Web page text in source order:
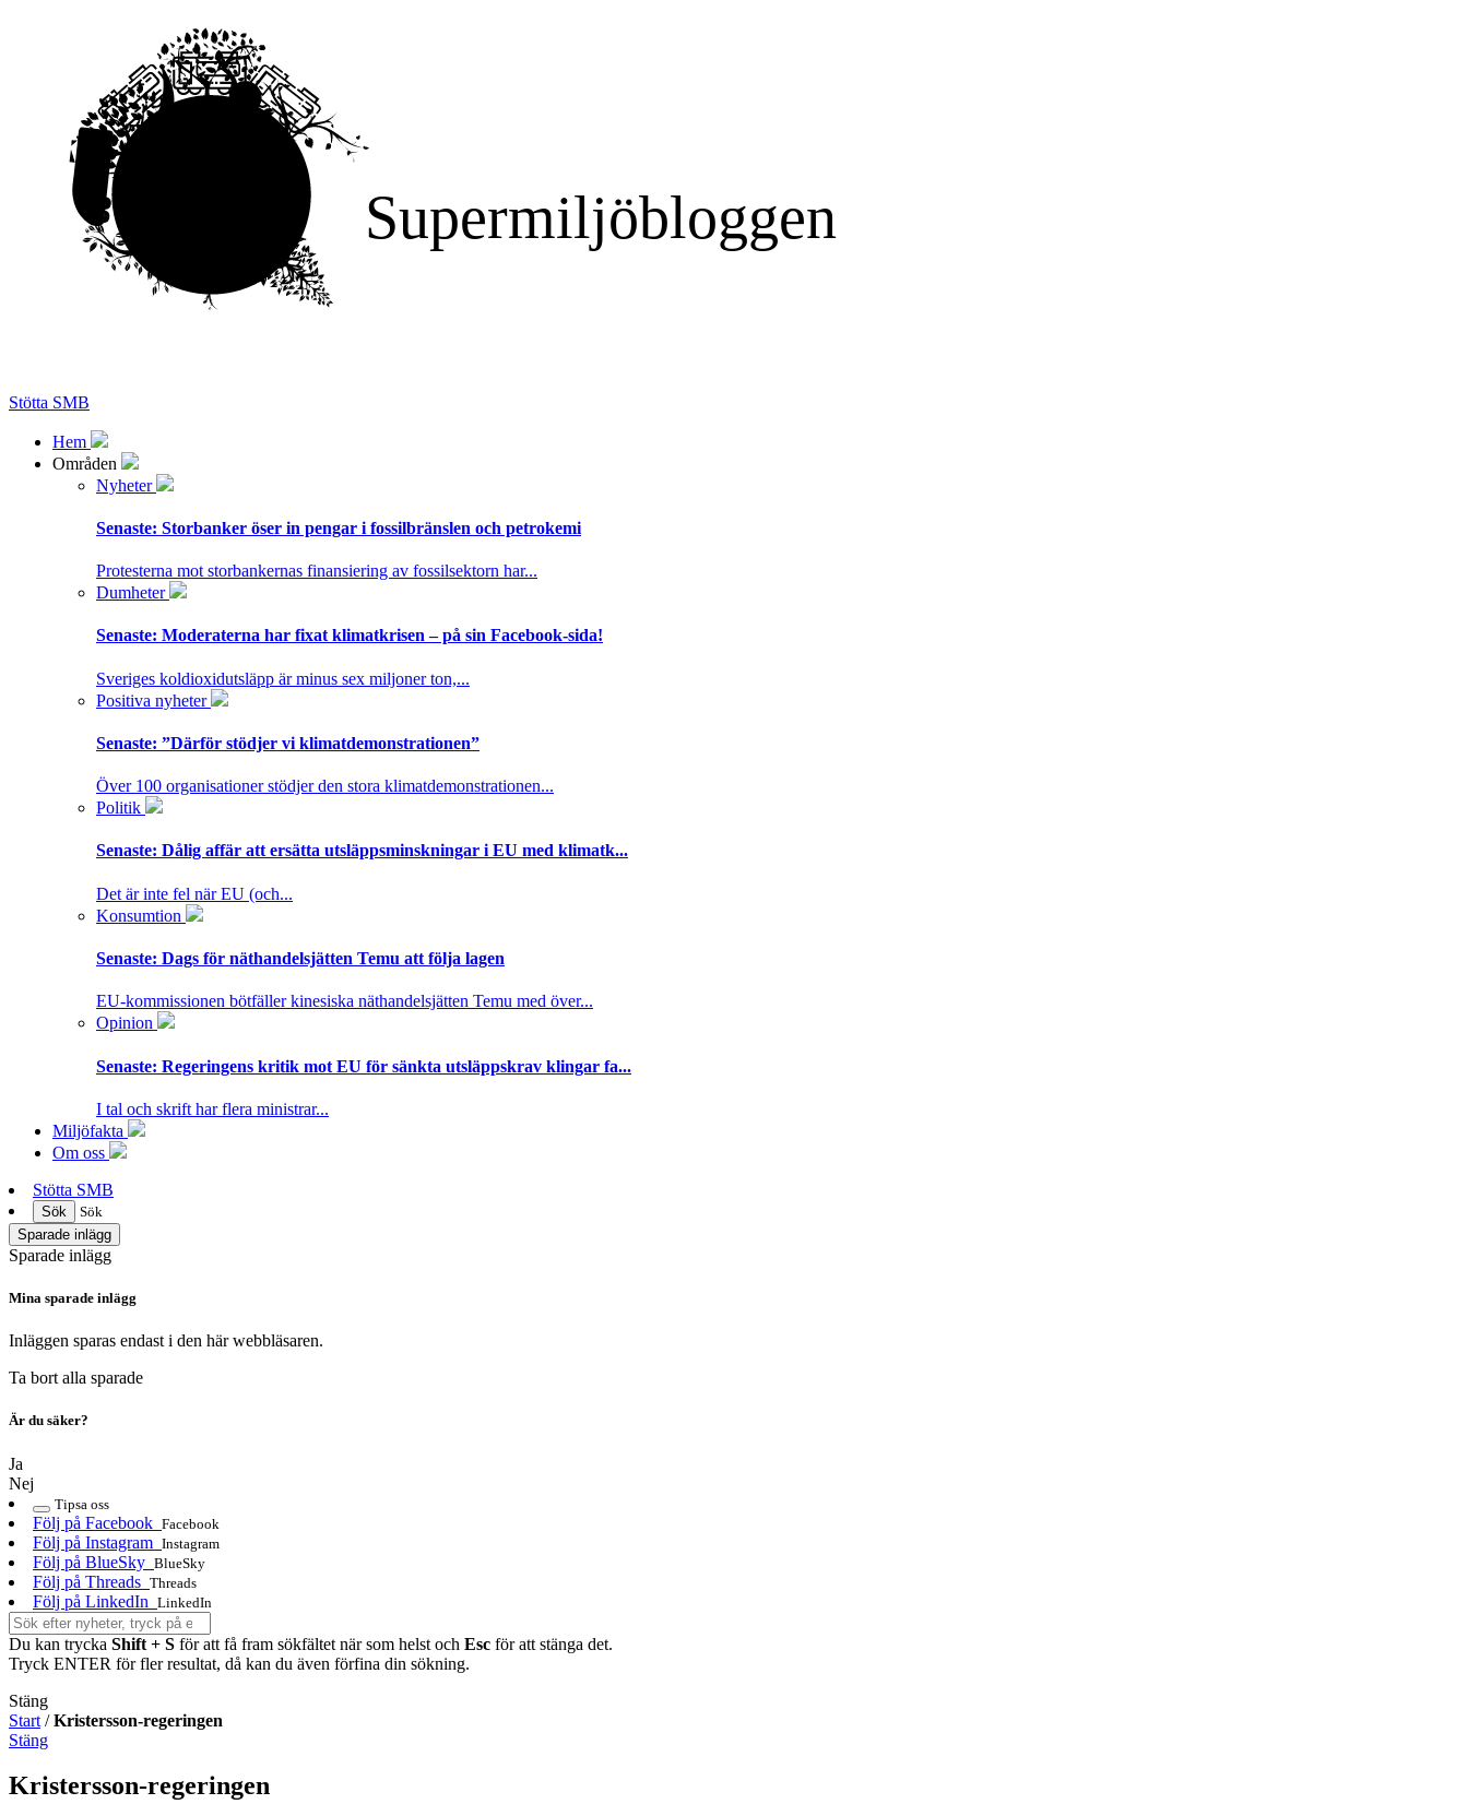
Supermiljöbloggen
Stötta SMB
Hem
Områden
Nyheter
Senaste: Storbanker öser in pengar i fossilbränslen och petrokemi
Protesterna mot storbankernas finansiering av fossilsektorn har...
Dumheter
Senaste: Moderaterna har fixat klimatkrisen – på sin Facebook-sida!
Sveriges koldioxidutsläpp är minus sex miljoner ton,...
Positiva nyheter
Senaste: ”Därför stödjer vi klimatdemonstrationen”
Över 100 organisationer stödjer den stora klimatdemonstrationen...
Politik
Senaste: Dålig affär att ersätta utsläppsminskningar i EU med klimatk...
Det är inte fel när EU (och...
Konsumtion
Senaste: Dags för näthandelsjätten Temu att följa lagen
EU-kommissionen bötfäller kinesiska näthandelsjätten Temu med över...
Opinion
Senaste: Regeringens kritik mot EU för sänkta utsläppskrav klingar fa...
I tal och skrift har flera ministrar...
Miljöfakta
Om oss
Stötta SMB
Sök
Sök
Sparade inlägg
Sparade inlägg
Mina sparade inlägg
Inläggen sparas endast i den här webbläsaren.
Ta bort alla sparade
Är du säker?
Ja
Nej
Tipsa oss
Följ på Facebook Facebook
Följ på Instagram Instagram
Följ på BlueSky BlueSky
Följ på Threads Threads
Följ på LinkedIn LinkedIn
Du kan trycka Shift + S för att få fram sökfältet när som helst och Esc för att stänga det.
Tryck ENTER för fler resultat, då kan du även förfina din sökning.
Stäng
Start /Kristersson-regeringen
Stäng
Kristersson-regeringen